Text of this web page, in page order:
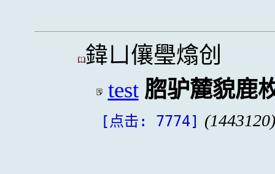
鍏ㄩ儴璺熻创
test 脗驴麓貌鹿
[点击: 7774] (1443120)